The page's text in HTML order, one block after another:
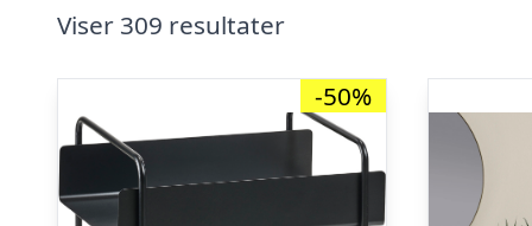
Viser 309 resultater
-50%